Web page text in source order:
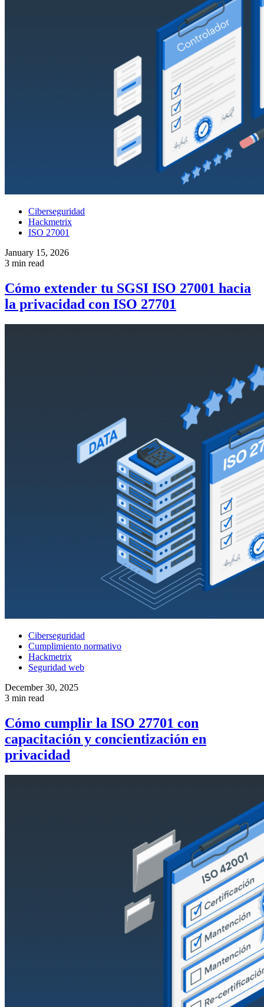
Ciberseguridad
Hackmetrix
ISO 27001
January 15, 2026
3 min read
Cómo extender tu SGSI ISO 27001 hacia
la privacidad con ISO 27701
Ciberseguridad
Cumplimiento normativo
Hackmetrix
Seguridad web
December 30, 2025
3 min read
Cómo cumplir la ISO 27701 con
capacitación y concientización en
privacidad